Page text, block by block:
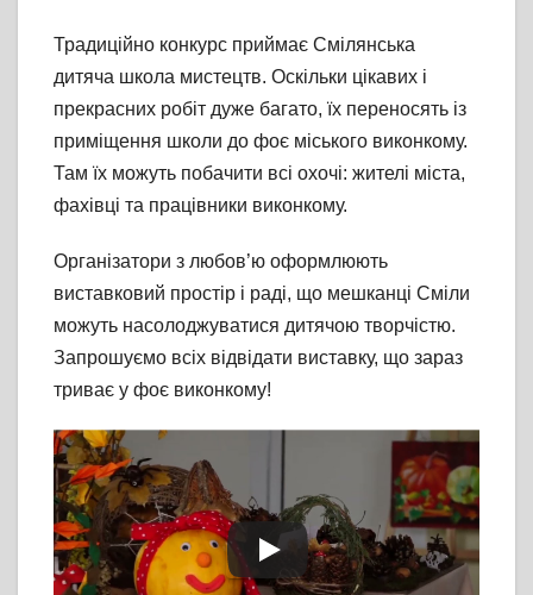
Традиційно конкурс приймає Смілянська
дитяча школа мистецтв. Оскільки цікавих і
прекрасних робіт дуже багато, їх переносять із
приміщення школи до фоє міського виконкому.
Там їх можуть побачити всі охочі: жителі міста,
фахівці та працівники виконкому.
Організатори з любов’ю оформлюють
виставковий простір і раді, що мешканці Сміли
можуть насолоджуватися дитячою творчістю.
Запрошуємо всіх відвідати виставку, що зараз
триває у фоє виконкому!